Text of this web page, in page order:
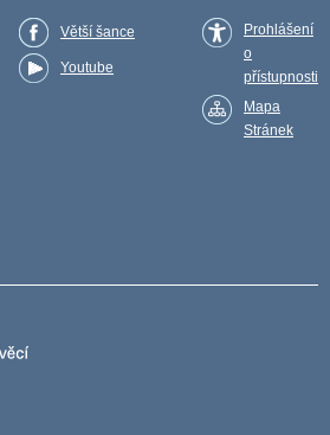
Větší šance
Youtube
Prohlášení
o
přístupnosti
Mapa
Stránek